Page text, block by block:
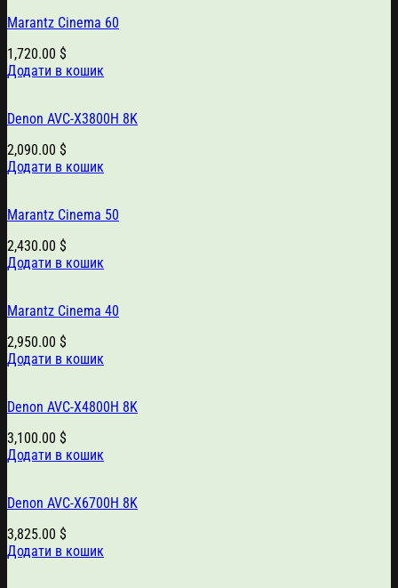
Marantz Cinema 60
1,720.00 $
Додати в кошик
Denon AVC-X3800H 8K
2,090.00 $
Додати в кошик
Marantz Cinema 50
2,430.00 $
Додати в кошик
Marantz Cinema 40
2,950.00 $
Додати в кошик
Denon AVC-X4800H 8K
3,100.00 $
Додати в кошик
Denon AVC-X6700H 8K
3,825.00 $
Додати в кошик